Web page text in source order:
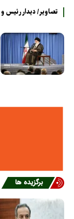
تصاویر/ دیدار رئیس و
برگزیده ها